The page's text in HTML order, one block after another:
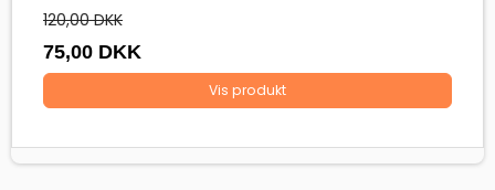
120,00 DKK
75,00 DKK
Vis produkt